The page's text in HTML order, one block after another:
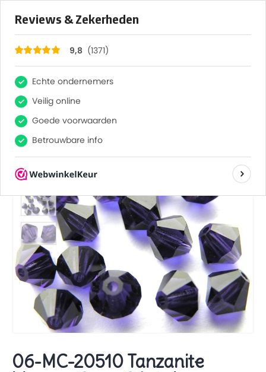
9,8
SHOP 6 MM, PAARS, LILA
06-MC-20510 TANZANITE BICONES 6 MM 24 STUKS
06-MC-20510 Tanzanite